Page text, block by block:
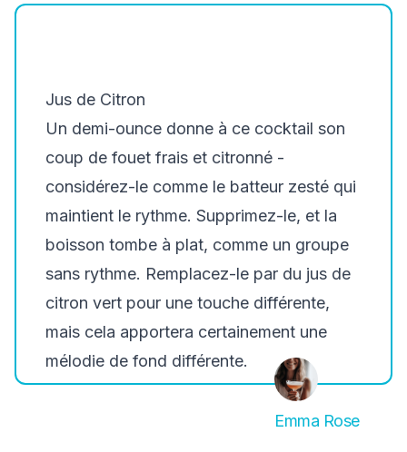
Jus de Citron
Un demi-ounce donne à ce cocktail son
coup de fouet frais et citronné -
considérez-le comme le batteur zesté qui
maintient le rythme. Supprimez-le, et la
boisson tombe à plat, comme un groupe
sans rythme. Remplacez-le par du jus de
citron vert pour une touche différente,
mais cela apportera certainement une
mélodie de fond différente.
Emma Rose